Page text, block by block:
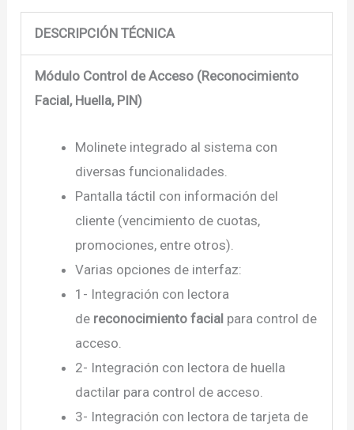
DESCRIPCIÓN TÉCNICA
Módulo Control de Acceso (Reconocimiento
Facial, Huella, PIN)
Molinete integrado al sistema con
diversas funcionalidades.
Pantalla táctil con información del
cliente (vencimiento de cuotas,
promociones, entre otros).
Varias opciones de interfaz:
1- Integración con lectora
de reconocimiento facial para control de
acceso.
2- Integración con lectora de huella
dactilar para control de acceso.
3- Integración con lectora de tarjeta de